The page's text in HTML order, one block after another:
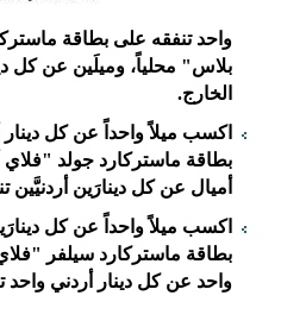
واحد تنفقه على بطاقة
بلاس" محلياً، وميلَين عن كل
الخارج.
اكسب ميلاً واحداً عن كل
بطاقة ماستركارد جولد "فلاي
أميال عن كل دينارَين أردنيَّين
اكسب ميلاً واحداً عن كل
بطاقة ماستركارد سيلفر
واحد عن كل دينار أردني واحد